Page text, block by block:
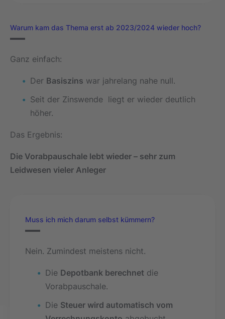
Warum kam das Thema erst ab 2023/2024 wieder hoch?
Ganz einfach:
Der Basiszins war jahrelang nahe null.
Seit der Zinswende liegt er wieder deutlich
höher.
Das Ergebnis:
Die Vorabpauschale lebt wieder – sehr zum
Leidwesen vieler Anleger
Muss ich mich darum selbst kümmern?
Nein. Zumindest meistens nicht.
Die Depotbank berechnet die
Vorabpauschale.
Die Steuer wird automatisch vom